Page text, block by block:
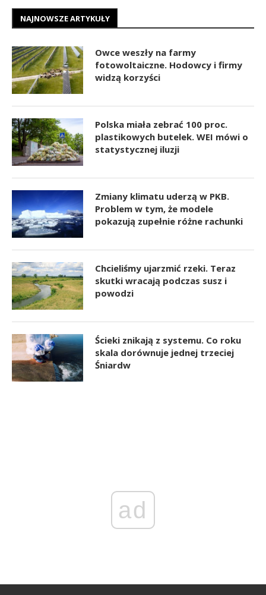
NAJNOWSZE ARTYKUŁY
Owce weszły na farmy
fotowoltaiczne. Hodowcy i firmy
widzą korzyści
Polska miała zebrać 100 proc.
plastikowych butelek. WEI mówi o
statystycznej iluzji
Zmiany klimatu uderzą w PKB.
Problem w tym, że modele
pokazują zupełnie różne rachunki
Chcieliśmy ujarzmić rzeki. Teraz
skutki wracają podczas susz i
powodzi
Ścieki znikają z systemu. Co roku
skala dorównuje jednej trzeciej
Śniardw
ad